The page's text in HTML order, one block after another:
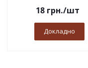
18 грн./шт
Докладно